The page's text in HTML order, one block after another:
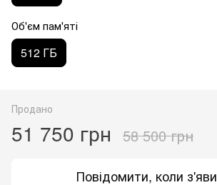
Об'єм пам'яті
512 ГБ
Продано
51 750 грн 58 500 грн
Повідомити, коли